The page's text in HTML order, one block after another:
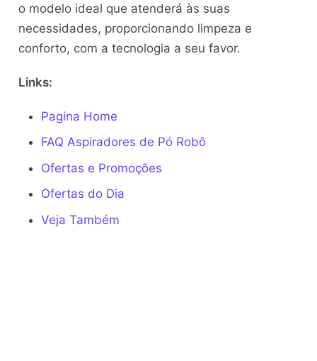
o modelo ideal que atenderá às suas
necessidades, proporcionando limpeza e
conforto, com a tecnologia a seu favor.
Links:
Pagina Home
FAQ Aspiradores de Pó Robô
Ofertas e Promoções
Ofertas do Dia
Veja Também